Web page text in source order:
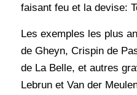
faisant feu et la devise:
Les exemples les plus
de Gheyn, Crispin de
de La Belle, et autres
Lebrun et Van der